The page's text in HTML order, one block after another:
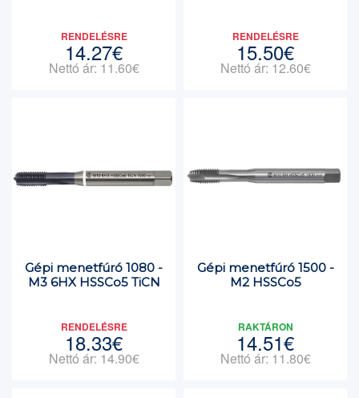
RENDELÉSRE
14.27€
Nettó ár: 11.60€
RENDELÉSRE
15.50€
Nettó ár: 12.60€
Gépi menetfúró 1080 -
M3 6HX HSSCo5 TiCN
RENDELÉSRE
18.33€
Nettó ár: 14.90€
Gépi menetfúró 1500 -
M2 HSSCo5
RAKTÁRON
14.51€
Nettó ár: 11.80€